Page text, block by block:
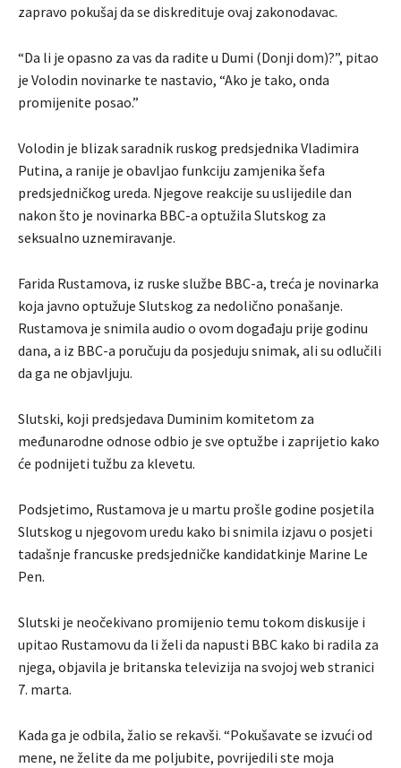
zapravo pokušaj da se diskredituje ovaj zakonodavac.
“Da li je opasno za vas da radite u Dumi (Donji dom)?”, pitao
je Volodin novinarke te nastavio, “Ako je tako, onda
promijenite posao.”
Volodin je blizak saradnik ruskog predsjednika Vladimira
Putina, a ranije je obavljao funkciju zamjenika šefa
predsjedničkog ureda. Njegove reakcije su uslijedile dan
nakon što je novinarka BBC-a optužila Slutskog za
seksualno uznemiravanje.
Farida Rustamova, iz ruske službe BBC-a, treća je novinarka
koja javno optužuje Slutskog za nedolično ponašanje.
Rustamova je snimila audio o ovom događaju prije godinu
dana, a iz BBC-a poručuju da posjeduju snimak, ali su odlučili
da ga ne objavljuju.
Slutski, koji predsjedava Duminim komitetom za
međunarodne odnose odbio je sve optužbe i zaprijetio kako
će podnijeti tužbu za klevetu.
Podsjetimo, Rustamova je u martu prošle godine posjetila
Slutskog u njegovom uredu kako bi snimila izjavu o posjeti
tadašnje francuske predsjedničke kandidatkinje Marine Le
Pen.
Slutski je neočekivano promijenio temu tokom diskusije i
upitao Rustamovu da li želi da napusti BBC kako bi radila za
njega, objavila je britanska televizija na svojoj web stranici
7. marta.
Kada ga je odbila, žalio se rekavši. “Pokušavate se izvući od
mene, ne želite da me poljubite, povrijedili ste moja